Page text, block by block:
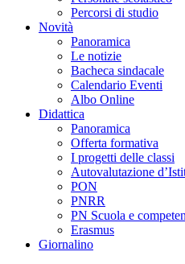
Percorsi di studio
Novità
Panoramica
Le notizie
Bacheca sindacale
Calendario Eventi
Albo Online
Didattica
Panoramica
Offerta formativa
I progetti delle classi
Autovalutazione
PON
PNRR
PN Scuola e
Erasmus
Giornalino